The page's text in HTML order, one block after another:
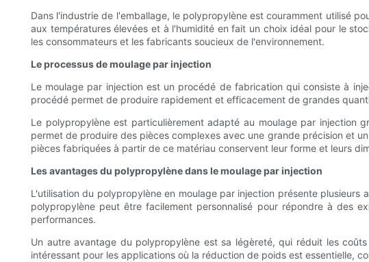
Dans l'industrie de l'emballage, le polypropylène est couramment utilisé
aux températures élevées et à l'humidité en fait un choix idéal pour le
les consommateurs et les fabricants soucieux de l'environnement.
Le processus de moulage par injection
Le moulage par injection est un procédé de fabrication qui consiste à
procédé permet de produire rapidement et efficacement de grandes
Le polypropylène est particulièrement adapté au moulage par
permet de produire des pièces complexes avec une grande précision et
pièces fabriquées à partir de ce matériau conservent leur forme et leurs
Les avantages du polypropylène dans le moulage par injection
L'utilisation du polypropylène en moulage par injection présente
polypropylène peut être facilement personnalisé pour répondre à des
performances.
Un autre avantage du polypropylène est sa légèreté, qui réduit les
intéressant pour les applications où la réduction de poids est essentielle,